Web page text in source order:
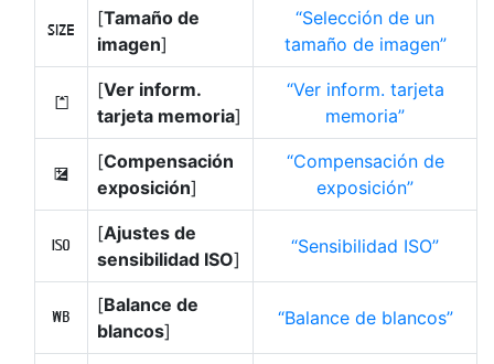
o
[Tamaño de
imagen]
Selección de un
tamaño de imagen
N
[Ver inform.
tarjeta memoria]
Ver inform. tarjeta
memoria
E
[Compensación
exposición]
Compensación de
exposición
9
[Ajustes de
sensibilidad ISO]
Sensibilidad ISO
m
[Balance de
blancos]
Balance de blancos